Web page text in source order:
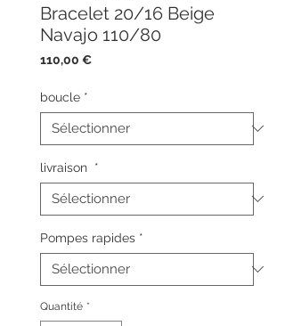
Bracelet 20/16 Beige
Navajo 110/80
110,00 €Prix
boucle *
livraison *
Pompes rapides *
Quantité *